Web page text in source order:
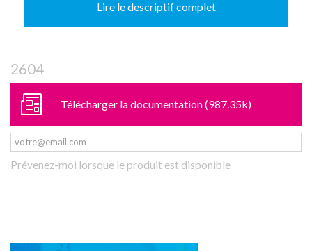
Lire le descriptif complet
2604
Télécharger la documentation (987.35k)
Prévenez-moi lorsque le produit est disponible